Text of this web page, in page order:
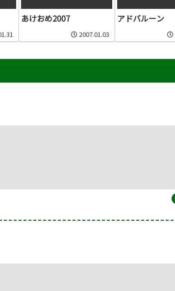
あけおめ2007
2007.01.03
アドバルーン